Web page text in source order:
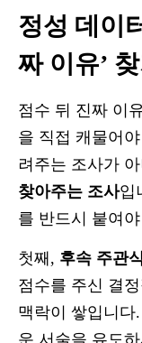
정성 데이
짜 이유’
점수 뒤 진짜 이
을 직접 캐물어
려주는 조사가
찾아주는 조사입
를 반드시 붙여
첫째, 후속 주관
점수를 주신 결
맥락이 쌓입니다
운 서술을 유도